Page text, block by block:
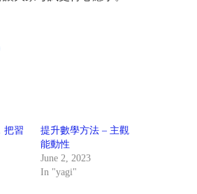
把習
提升數學方法 – 主觀
能動性
June 2, 2023
In "yagi"